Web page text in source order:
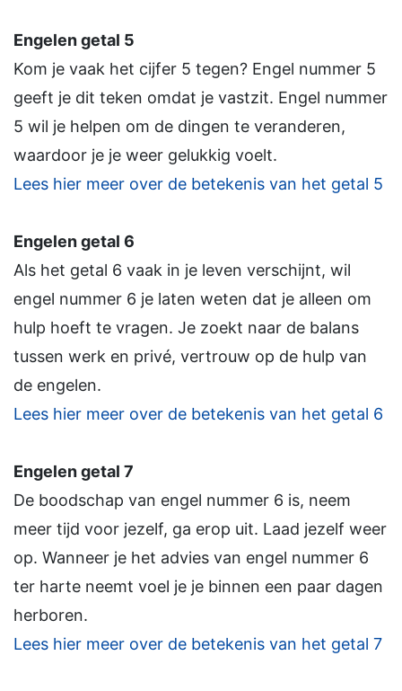
Engelen getal 5
Kom je vaak het cijfer 5 tegen? Engel nummer 5
geeft je dit teken omdat je vastzit. Engel nummer
5 wil je helpen om de dingen te veranderen,
waardoor je je weer gelukkig voelt.
Lees hier meer over de betekenis van het getal 5
Engelen getal 6
Als het getal 6 vaak in je leven verschijnt, wil
engel nummer 6 je laten weten dat je alleen om
hulp hoeft te vragen. Je zoekt naar de balans
tussen werk en privé, vertrouw op de hulp van
de engelen.
Lees hier meer over de betekenis van het getal 6
Engelen getal 7
De boodschap van engel nummer 6 is, neem
meer tijd voor jezelf, ga erop uit. Laad jezelf weer
op. Wanneer je het advies van engel nummer 6
ter harte neemt voel je je binnen een paar dagen
herboren.
Lees hier meer over de betekenis van het getal 7